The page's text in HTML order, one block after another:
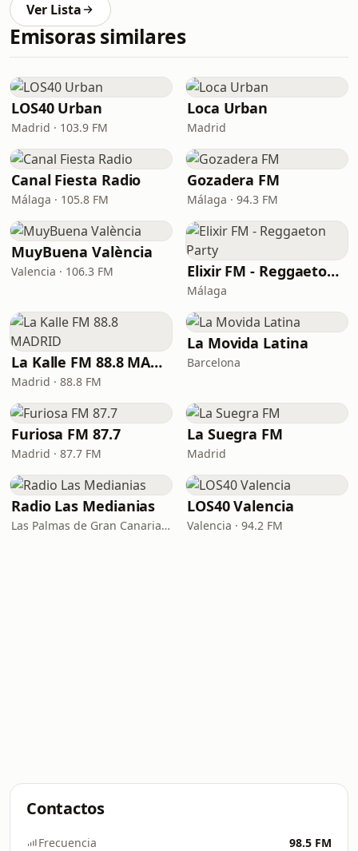
Ver Lista
Emisoras similares
LOS40 Urban
Madrid · 103.9 FM
Loca Urban
Madrid
Canal Fiesta Radio
Málaga · 105.8 FM
Gozadera FM
Málaga · 94.3 FM
MuyBuena València
Valencia · 106.3 FM Elixir FM - Reggaeton Party
Málaga
La Kalle FM 88.8 MADRID
Madrid · 88.8 FM
La Movida Latina
Barcelona
Furiosa FM 87.7
Madrid · 87.7 FM
La Suegra FM
Madrid
Radio Las Medianias
Las Palmas de Gran Canaria · 92.2 FM, 100.2 FM, 98.7 FM
LOS40 Valencia
Valencia · 94.2 FM
Contactos
Frecuencia 98.5 FM